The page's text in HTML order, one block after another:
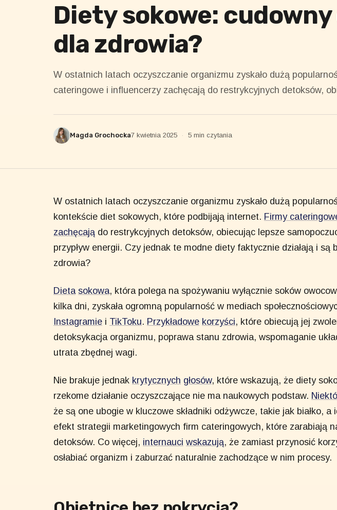
Diety sokowe:
dla zdrowia?
W ostatnich latach oczyszczanie organizmu zyskało dużą
cateringowe i influencerzy zachęcają do restrykcyjnych detoksów,
Magda Grochocka7 kwietnia 2025 · 5 min czytania
W ostatnich latach oczyszczanie organizmu zyskało dużą
kontekście diet sokowych, które podbijają internet. Firmy
zachęcają do restrykcyjnych detoksów, obiecując lepsze
przypływ energii. Czy jednak te modne diety faktycznie działają i są
zdrowia?
Dieta sokowa, która polega na spożywaniu wyłącznie soków
kilka dni, zyskała ogromną popularność w mediach
Instagramie i TikToku. Przykładowe korzyści, które obiecują jej
detoksykacja organizmu, poprawa stanu zdrowia, wspomaganie
utrata zbędnej wagi.
Nie brakuje jednak krytycznych głosów, które wskazują, że diety
rzekome działanie oczyszczające nie ma naukowych podstaw.
że są one ubogie w kluczowe składniki odżywcze, takie jak białko, a
efekt strategii marketingowych firm cateringowych, które zarabiają
detoksów. Co więcej, internauci wskazują, że zamiast przynosić
osłabiać organizm i zaburzać naturalnie zachodzące w nim procesy.